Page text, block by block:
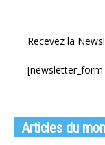
Recevez la
Articles du